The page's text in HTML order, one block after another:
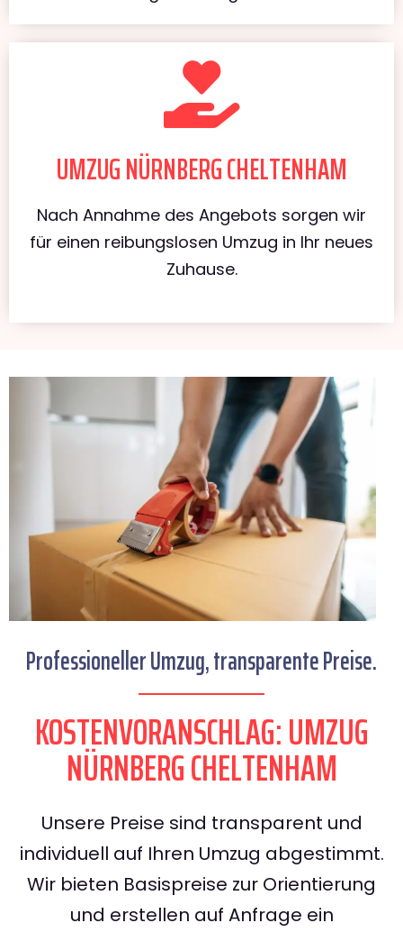
UMZUG NÜRNBERG CHELTENHAM
Nach Annahme des Angebots sorgen wir
für einen reibungslosen Umzug in Ihr neues
Zuhause.
Professioneller Umzug, transparente Preise.
KOSTENVORANSCHLAG: UMZUG
NÜRNBERG CHELTENHAM
Unsere Preise sind transparent und
individuell auf Ihren Umzug abgestimmt.
Wir bieten Basispreise zur Orientierung
und erstellen auf Anfrage ein